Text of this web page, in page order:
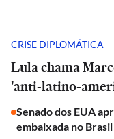
CRISE DIPLOMÁTICA
Lula chama
'anti-latino-
Senado dos EUA
embaixada no Brasil